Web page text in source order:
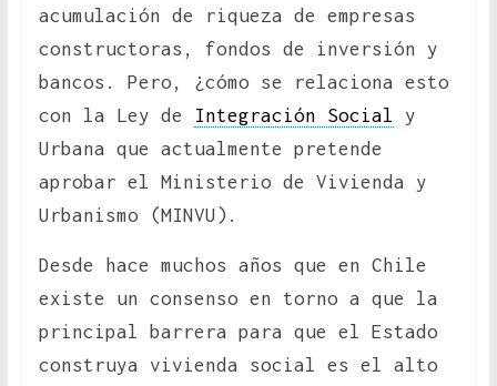
acumulación de riqueza de empresas
constructoras, fondos de inversión y
bancos. Pero, ¿cómo se relaciona esto
con la Ley de
Integración Social y
Urbana que actualmente pretende
aprobar el Ministerio de Vivienda y
Urbanismo (MINVU).
Desde hace muchos años que en Chile
existe un consenso en torno a que la
principal barrera para que el Estado
construya vivienda social es el alto